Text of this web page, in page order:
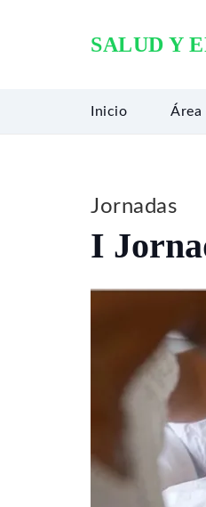
SALUD Y
Inicio Área
Jornadas
I